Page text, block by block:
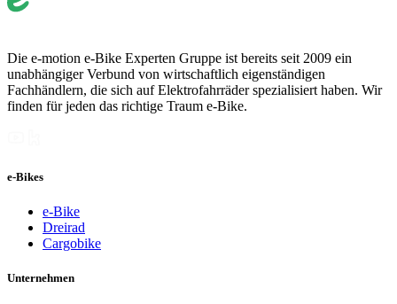
Die e-motion e-Bike Experten Gruppe ist bereits seit 2009 ein
unabhängiger Verbund von wirtschaftlich eigenständigen
Fachhändlern, die sich auf Elektrofahrräder spezialisiert haben. Wir
finden für jeden das richtige Traum e-Bike.
e-Bikes
e-Bike
Dreirad
Cargobike
Unternehmen